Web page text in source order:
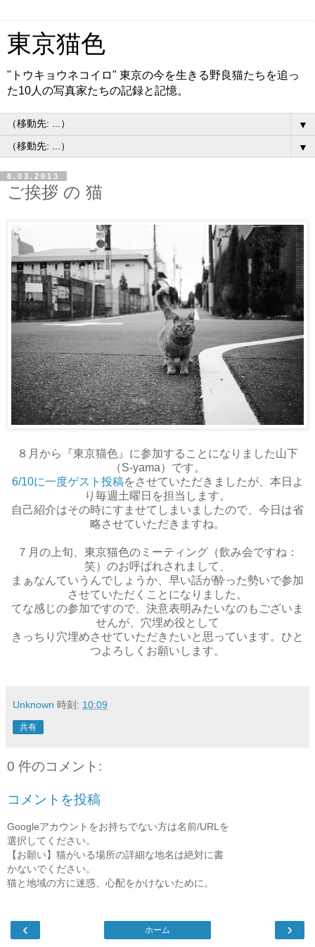
東京猫色
"トウキョウネコイロ" 東京の今を生きる野良猫たちを追っ
た10人の写真家たちの記録と記憶。
▼
▼
8.03.2013
ご挨拶 の 猫
８月から『東京猫色』に参加することになりました山下
（S-yama）です。
6/10に一度ゲスト投稿をさせていただきましたが、本日よ
り毎週土曜日を担当します。
自己紹介はその時にすませてしまいましたので、今日は省
略させていただきますね。
７月の上旬、東京猫色のミーティング（飲み会ですね：
笑）のお呼ばれされまして、
まぁなんていうんでしょうか、早い話が酔った勢いで参加
させていただくことになりました。
てな感じの参加ですので、決意表明みたいなのもございま
せんが、穴埋め役として
きっちり穴埋めさせていただきたいと思っています。ひと
つよろしくお願いします。
Unknown 時刻: 10:09
共有
0 件のコメント:
コメントを投稿
Googleアカウントをお持ちでない方は名前/URLを
選択してください。
【お願い】猫がいる場所の詳細な地名は絶対に書
かないでください。
猫と地域の方に迷惑、心配をかけないために。
‹ ›
ホーム